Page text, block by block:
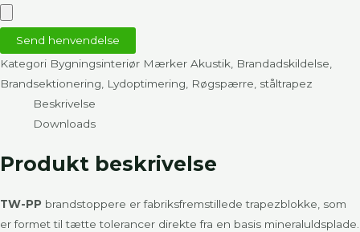
Send henvendelse
Kategori Bygningsinteriør Mærker Akustik Brandadskildelse
Brandsektionering
Lydoptimering Røgspærre ståltrapez
Beskrivelse
Downloads
Produkt beskrivelse
TW-PP brandstoppere er fabriksfremstillede trapezblokke, som
er formet til tætte tolerancer direkte fra en basis mineraluldsplade.